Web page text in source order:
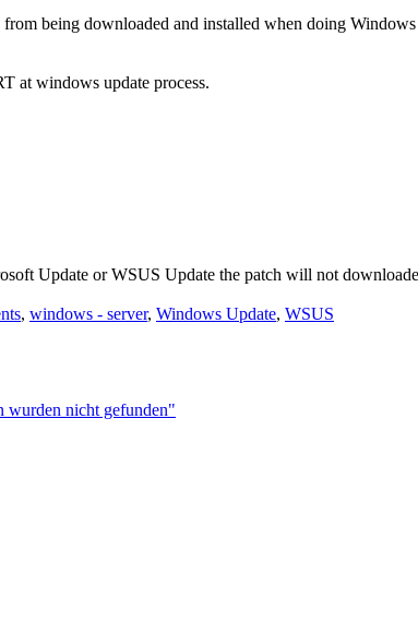
being downloaded and installed when doing Windows
at windows update process.
Update or WSUS Update the patch will not
, windows - server, Windows Update, WSUS
wurden nicht gefunden"